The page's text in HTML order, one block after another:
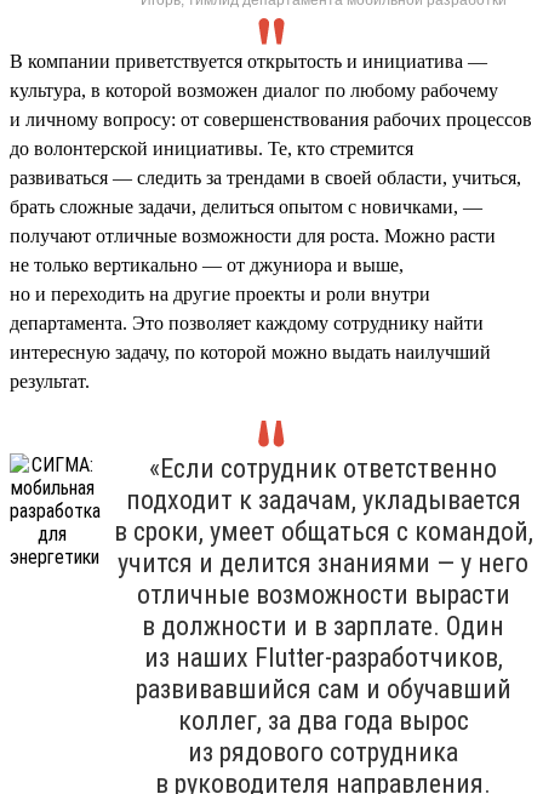
В компании приветствуется открытость и инициатива —
культура, в которой возможен диалог по любому рабочему
и личному вопросу: от совершенствования рабочих процессов
до волонтерской инициативы. Те, кто стремится
развиваться — следить за трендами в своей области, учиться,
брать сложные задачи, делиться опытом с новичками, —
получают отличные возможности для роста. Можно расти
не только вертикально — от джуниора и выше,
но и переходить на другие проекты и роли внутри
департамента. Это позволяет каждому сотруднику найти
интересную задачу, по которой можно выдать наилучший
результат.
«Если сотрудник ответственно
подходит к задачам, укладывается
в сроки, умеет общаться с командой,
учится и делится знаниями — у него
отличные возможности вырасти
в должности и в зарплате. Один
из наших Flutter-разработчиков,
развивавшийся сам и обучавший
коллег, за два года вырос
из рядового сотрудника
в руководителя направления.